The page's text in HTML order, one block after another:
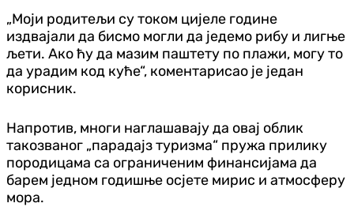
„Моји родитељи су током цијеле године
издвајали да бисмо могли да једемо рибу и лигње
љети. Ако ћу да мазим паштету по плажи, могу то
да урадим код куће“, коментарисао је један
корисник.
Напротив, многи наглашавају да овај облик
такозваног „парадајз туризма“ пружа прилику
породицама са ограниченим финансијама да
барем једном годишње осјете мирис и атмосферу
мора.